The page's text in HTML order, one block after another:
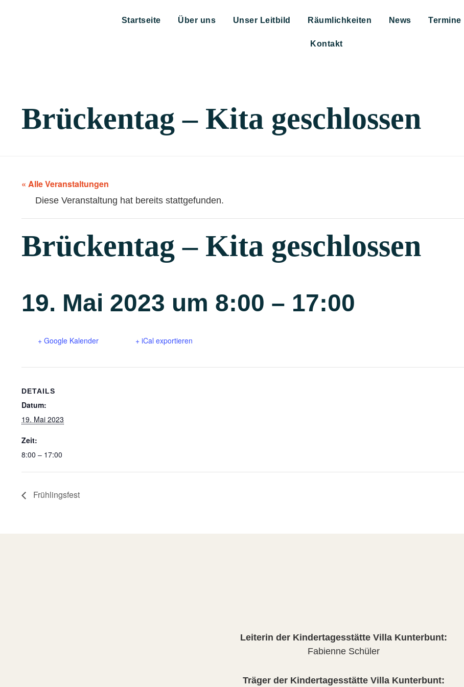
Startseite Über uns Unser Leitbild Räumlichkeiten News Termine
Kontakt
Brückentag – Kita geschlossen
« Alle Veranstaltungen
Diese Veranstaltung hat bereits stattgefunden.
Brückentag – Kita geschlossen
19. Mai 2023 um 8:00 – 17:00
+ Google Kalender + iCal exportieren
DETAILS
Datum:
19. Mai 2023
Zeit:
8:00 – 17:00
Frühlingsfest
Leiterin der Kindertagesstätte Villa Kunterbunt:
Fabienne Schüler
Träger der Kindertagesstätte Villa Kunterbunt: